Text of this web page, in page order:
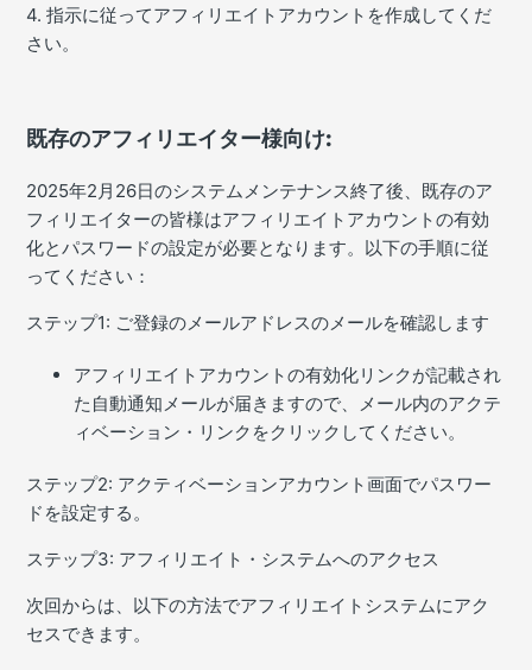
4. 指示に従ってアフィリエイトアカウントを作成してくだ
さい。
既存のアフィリエイター様向け:
2025年2月26日のシステムメンテナンス終了後、既存のア
フィリエイターの皆様はアフィリエイトアカウントの有効
化とパスワードの設定が必要となります。以下の手順に従
ってください：
ステップ1: ご登録のメールアドレスのメールを確認します
アフィリエイトアカウントの有効化リンクが記載され
た自動通知メールが届きますので、メール内のアクテ
ィベーション・リンクをクリックしてください。
ステップ2: アクティベーションアカウント画面でパスワー
ドを設定する。
ステップ3: アフィリエイト・システムへのアクセス
次回からは、以下の方法でアフィリエイトシステムにアク
セスできます。